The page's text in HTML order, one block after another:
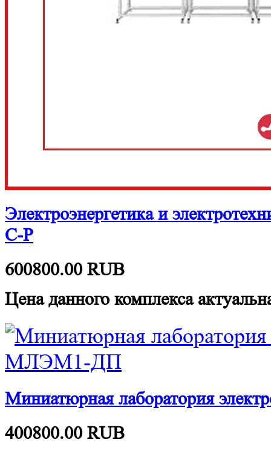
Электроэнергетика и
С-Р
600800.00RUB
Цена данного комплекса
Миниатюрная лаборатория
400800.00RUB